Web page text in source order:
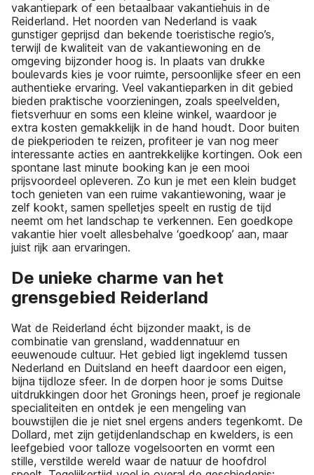
vakantiepark of een betaalbaar vakantiehuis in de
Reiderland. Het noorden van Nederland is vaak
gunstiger geprijsd dan bekende toeristische regio’s,
terwijl de kwaliteit van de vakantiewoning en de
omgeving bijzonder hoog is. In plaats van drukke
boulevards kies je voor ruimte, persoonlijke sfeer en een
authentieke ervaring. Veel vakantieparken in dit gebied
bieden praktische voorzieningen, zoals speelvelden,
fietsverhuur en soms een kleine winkel, waardoor je
extra kosten gemakkelijk in de hand houdt. Door buiten
de piekperioden te reizen, profiteer je van nog meer
interessante acties en aantrekkelijke kortingen. Ook een
spontane last minute booking kan je een mooi
prijsvoordeel opleveren. Zo kun je met een klein budget
toch genieten van een ruime vakantiewoning, waar je
zelf kookt, samen spelletjes speelt en rustig de tijd
neemt om het landschap te verkennen. Een goedkope
vakantie hier voelt allesbehalve ‘goedkoop’ aan, maar
juist rijk aan ervaringen.
De unieke charme van het
grensgebied Reiderland
Wat de Reiderland écht bijzonder maakt, is de
combinatie van grensland, waddennatuur en
eeuwenoude cultuur. Het gebied ligt ingeklemd tussen
Nederland en Duitsland en heeft daardoor een eigen,
bijna tijdloze sfeer. In de dorpen hoor je soms Duitse
uitdrukkingen door het Gronings heen, proef je regionale
specialiteiten en ontdek je een mengeling van
bouwstijlen die je niet snel ergens anders tegenkomt. De
Dollard, met zijn getijdenlandschap en kwelders, is een
leefgebied voor talloze vogelsoorten en vormt een
stille, verstilde wereld waar de natuur de hoofdrol